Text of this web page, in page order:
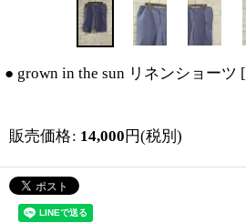
● grown in the sun リネンショーツ [
販売価格: 14,000 円(税別)